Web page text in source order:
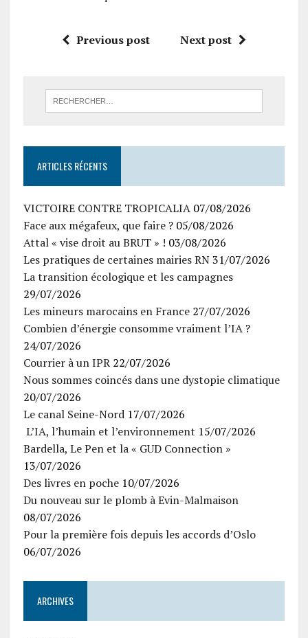
Previous post Next post
ARTICLES RÉCENTS
VICTOIRE CONTRE TROPICALIA 07/08/2026
Face aux mégafeux, que faire ? 05/08/2026
Attal « vise droit au BRUT » ! 03/08/2026
Les pratiques de certaines mairies RN 31/07/2026
La transition écologique et les campagnes
29/07/2026
Les mineurs marocains en France 27/07/2026
Combien d’énergie consomme vraiment l’IA ?
24/07/2026
Courrier à un IPR 22/07/2026
Nous sommes coincés dans une dystopie climatique
20/07/2026
Le canal Seine-Nord 17/07/2026
L’IA, l’humain et l’environnement 15/07/2026
Bardella, Le Pen et la « GUD Connection »
13/07/2026
Des livres en poche 10/07/2026
Du nouveau sur le plomb à Evin-Malmaison
08/07/2026
Pour la première fois depuis les accords d’Oslo
06/07/2026
ARCHIVES